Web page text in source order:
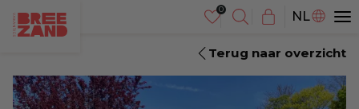
NL
DE
EN
Terug naar overzicht